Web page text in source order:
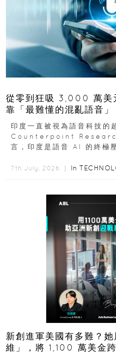
從零到狂吸 3,000 萬美
靠「最難懂的混亂語音」
十億人市場？
印度一直被視為語音科技的
Counterpoint
言，印度是語音 AI 的終極
7th July, 2026 ｜ In
新創進軍美國有多難？
維」，將 1,100 萬美金